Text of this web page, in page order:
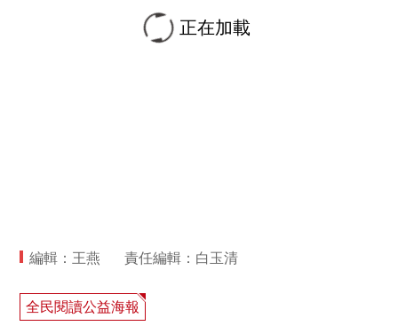
正在加載
編輯：王燕 責任編輯：白玉清
全民閱讀公益海報